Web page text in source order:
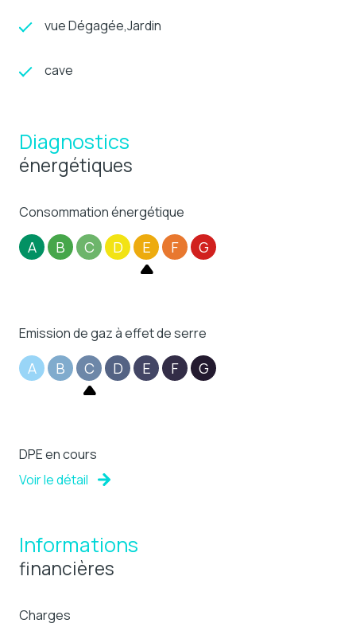
vue Dégagée,Jardin
cave
Diagnostics
énergétiques
Consommation énergétique
A B C D E F G
Emission de gaz à effet de serre
A B C D E F G
DPE en cours
Voir le détail
Informations
financières
Charges